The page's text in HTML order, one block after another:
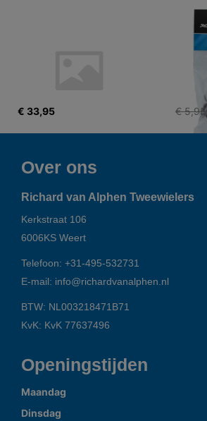
€ 33,95 € 5,95
Over ons
Richard van Alphen Tweewielers
Kerkstraat 106
6006KS Weert
Telefoon: +31-495-532731
E-mail: info@richardvanalphen.nl
BTW: NL003218471B71
KvK: KvK 77637496
Openingstijden
Maandag
Dinsdag